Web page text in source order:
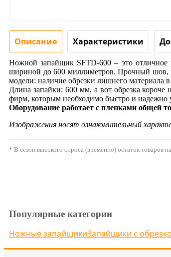
Описание Характеристики
Ножной запайщик SFTD-600 – это отличное
шириной до 600 миллиметров. Прочный шов,
модели: наличие обрезки лишнего материала
Длина запайки: 600 мм, а вот обрезка
фирм, которым необходимо быстро и надежно
Оборудование работает с пленками общей
Изображения носят ознакомительный
* В сезон высокого спроса (временно) остаток товаров
Популярные категории
Ножные запайщикиЗапайщики с